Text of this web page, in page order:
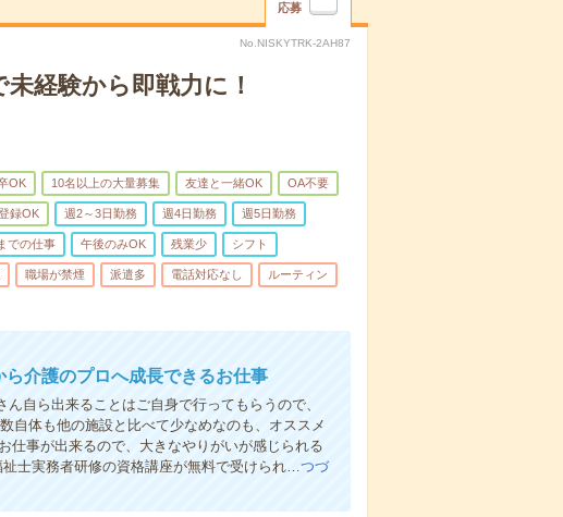
応募
No.NISKYTRK-2AH87
経験から即戦力に！
OK 10名以上の大量募集 友達と一緒OK OA不要
録OK 週2～3日勤務 週4日勤務 週5日勤務
での仕事 午後のみOK 残業少 シフト
職場が禁煙 派遣多 電話対応なし ルーティン
介護のプロへ成長できるお仕事
自ら出来ることはご自身で行ってもらうので、
自体も他の施設と比べて少なめなのも、オススメ
仕事が出来るので、大きなやりがいが感じられる
士実務者研修の資格講座が無料で受けられ…つづ